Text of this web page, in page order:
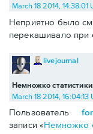
March 18 2014, 14:38:01
Неприятно было
перекашивало при
Немножко
livejournal
March 18 2014, 16:04:13
Пользователь
записи «Немножко